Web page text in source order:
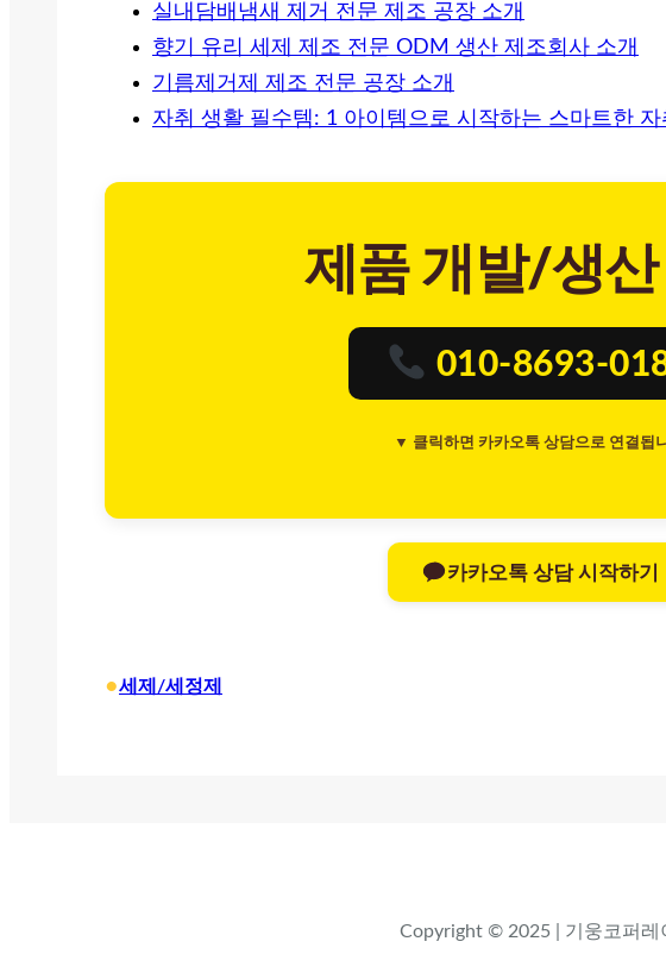
실내담배냄새 제거 전문 제조 공장 소개
향기 유리 세제 제조 전문 ODM 생산 제조회사 소개
기름제거제 제조 전문 공장 소개
자취 생활 필수템: 1 아이템으로 시작하는 스마트한 자
제품 개발/생산
010-8693-
▼ 클릭하면 카카오톡 상담으로 연결됩
카카오톡 상담 시작하기
•세제/세정제
Copyright © 2025 | 기웅코퍼레